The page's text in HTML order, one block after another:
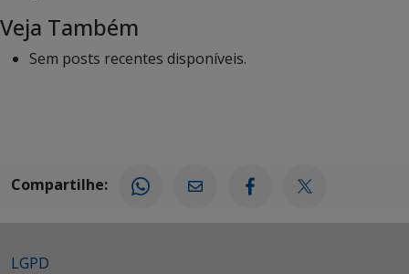
Veja Também
Sem posts recentes disponíveis.
Compartilhe:
LGPD